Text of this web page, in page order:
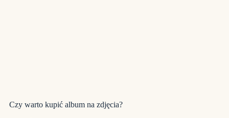
Czy warto kupić album na zdjęcia?